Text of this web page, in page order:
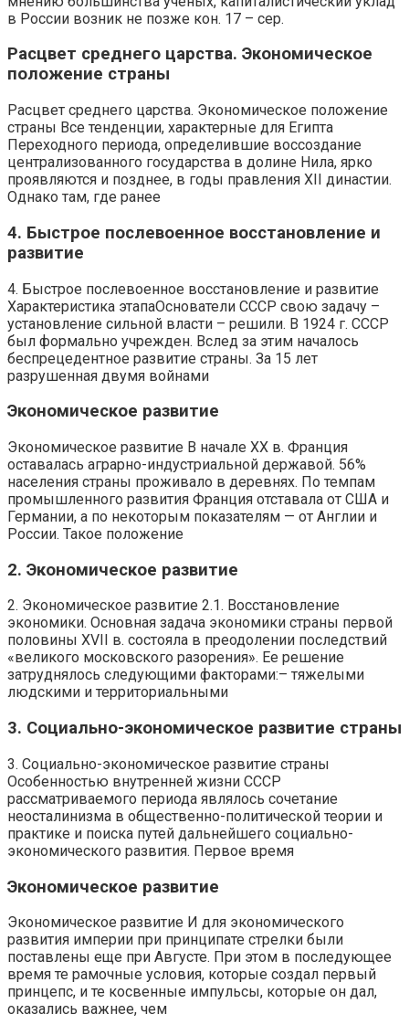
в России возник не позже кон. 17 – сер.
Расцвет среднего царства. Экономическое
положение страны
Расцвет среднего царства. Экономическое положение
страны Все тенденции, характерные для Египта
Переходного периода, определившие воссоздание
централизованного государства в долине Нила, ярко
проявляются и позднее, в годы правления XII династии.
Однако там, где ранее
4. Быстрое послевоенное восстановление и
развитие
4. Быстрое послевоенное восстановление и развитие
Характеристика этапаОснователи СССР свою задачу –
установление сильной власти – решили. В 1924 г. СССР
был формально учрежден. Вслед за этим началось
беспрецедентное развитие страны. За 15 лет
разрушенная двумя войнами
Экономическое развитие
Экономическое развитие В начале XX в. Франция
оставалась аграрно-индустриальной державой. 56%
населения страны проживало в деревнях. По темпам
промышленного развития Франция отставала от США и
Германии, а по некоторым показателям — от Англии и
России. Такое положение
2. Экономическое развитие
2. Экономическое развитие 2.1. Восстановление
экономики. Основная задача экономики страны первой
половины XVII в. состояла в преодолении последствий
«великого московского разорения». Ее решение
затруднялось следующими факторами:– тяжелыми
людскими и территориальными
3. Социально-экономическое развитие страны
3. Социально-экономическое развитие страны
Особенностью внутренней жизни СССР
рассматриваемого периода являлось сочетание
неосталинизма в общественно-политической теории и
практике и поиска путей дальнейшего социально-
экономического развития. Первое время
Экономическое развитие
Экономическое развитие И для экономического
развития империи при принципате стрелки были
поставлены еще при Августе. При этом в последующее
время те рамочные условия, которые создал первый
принцепс, и те косвенные импульсы, которые он дал,
оказались важнее, чем